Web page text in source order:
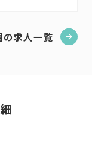
求人一覧